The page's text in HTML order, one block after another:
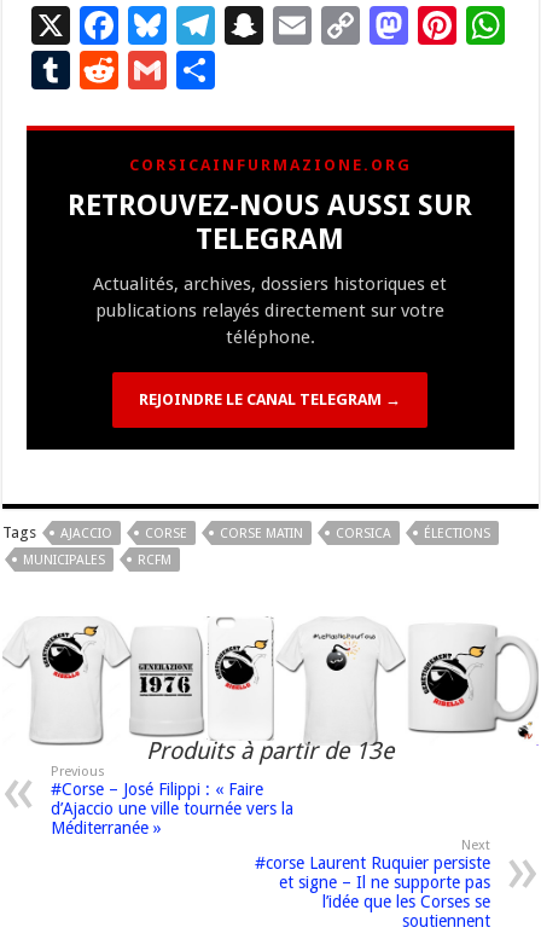
X
F
ac
e
b
o
o
Bl
u
es
ky
T
gr
a
m
S
p
c
h
at
E
l
C
y
Li
n
M
d
n
Pi
es
T
bl
r
R
d
di
t
G
ai
l
ta
g
er
CORSICAINFURMAZIONE.ORG
RETROUVEZ-NOUS AUSSI SUR
TELEGRAM
Actualités, archives, dossiers historiques et
publications relayés directement sur votre
téléphone.
REJOINDRE LE CANAL TELEGRAM →
Tags AJACCIO CORSE CORSE MATIN CORSICA
ÉLECTIONS
MUNICIPALES
RCFM
Produits à partir de 13e
Previous
#Corse – José Filippi : « Faire
d’Ajaccio une ville tournée vers la
Méditerranée »
Next
#corse Laurent Ruquier persiste
et signe – Il ne supporte pas
l’idée que les Corses se
soutiennent